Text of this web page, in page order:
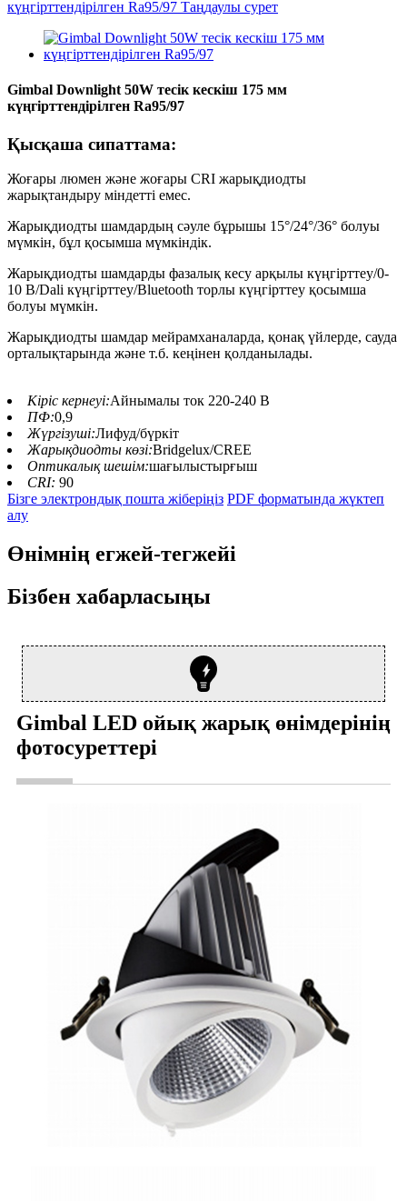
Gimbal Downlight 50W тесік кескіш 175 мм
күңгірттендірілген Ra95/97
Қысқаша сипаттама:
Жоғары люмен және жоғары CRI жарықдиодты
жарықтандыру міндетті емес.
Жарықдиодты шамдардың сәуле бұрышы 15°/24°/36° болуы
мүмкін, бұл қосымша мүмкіндік.
Жарықдиодты шамдарды фазалық кесу арқылы күңгірттеу/0-
10 В/Dali күңгірттеу/Bluetooth торлы күңгірттеу қосымша
болуы мүмкін.
Жарықдиодты шамдар мейрамханаларда, қонақ үйлерде, сауда
орталықтарында және т.б. кеңінен қолданылады.
Кіріс кернеуі:Айнымалы ток 220-240 В
ПФ:0,9
Жүргізуші:Лифуд/бүркіт
Жарықдиодты көзі:Bridgelux/CREE
Оптикалық шешім:шағылыстырғыш
CRI: 90
Бізге электрондық пошта жіберіңіз PDF форматында жүктеп
алу
Өнімнің егжей-тегжейі
Бізбен хабарласыңы
Gimbal LED ойық жарық өнімдерінің
фотосуреттері